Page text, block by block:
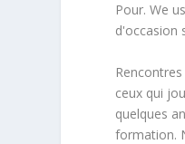
Pour. We
d'occasion
ceux qui
quelques
formation.